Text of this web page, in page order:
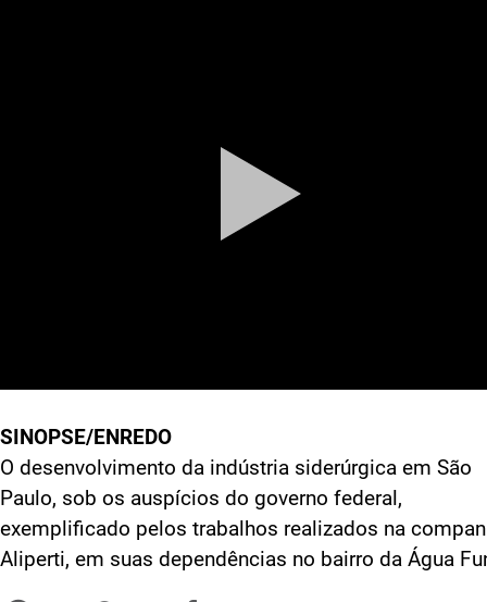
SINOPSE/ENREDO
O desenvolvimento da indústria siderúrgica em São
Paulo, sob os auspícios do governo federal,
exemplificado pelos trabalhos realizados na
Aliperti, em suas dependências no bairro da Água